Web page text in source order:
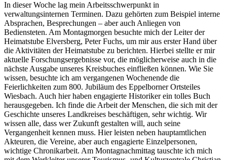
In dieser Woche lag mein Arbeitsschwerpunkt in
verwaltungsinternen Terminen. Dazu gehörten zum Beispiel interne
Absprachen, Besprechungen – aber auch Anliegen von
Bediensteten. Am Montagmorgen besuchte mich der Leiter der
Heimatstube Elversberg, Peter Fuchs, um mir aus erster Hand über
die Aktivitäten der Heimatstube zu berichten. Hierbei stellte er mir
aktuelle Forschungsergebnisse vor, die möglicherweise auch in die
nächste Ausgabe unseres Kreisbuches einfließen können. Wie Sie
wissen, besuchte ich am vergangenen Wochenende die
Feierlichkeiten zum 800. Jubiläum des Eppelborner Ortsteiles
Wiesbach. Auch hier haben engagierte Historiker ein tolles Buch
herausgegeben. Ich finde die Arbeit der Menschen, die sich mit der
Geschichte unseres Landkreises beschäftigen, sehr wichtig. Wir
wissen alle, dass wer Zukunft gestalten will, auch seine
Vergangenheit kennen muss. Hier leisten neben hauptamtlichen
Akteuren, die Vereine, aber auch engagierte Einzelpersonen,
wichtige Chronikarbeit. Am Montagnachmittag tauschte ich mich